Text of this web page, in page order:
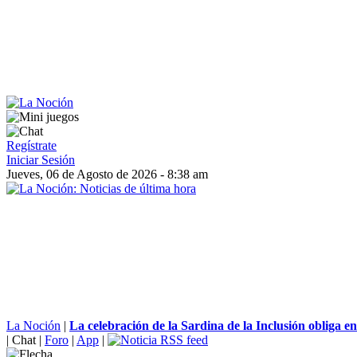
Regístrate
Iniciar Sesión
Jueves, 06 de Agosto de 2026 - 8:38 am
La Noción | La celebración de la Sardina de la Inclusión obliga
| Chat | Foro | App |